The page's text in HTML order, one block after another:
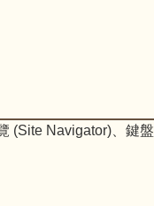
(Site Navigator)、鍵盤